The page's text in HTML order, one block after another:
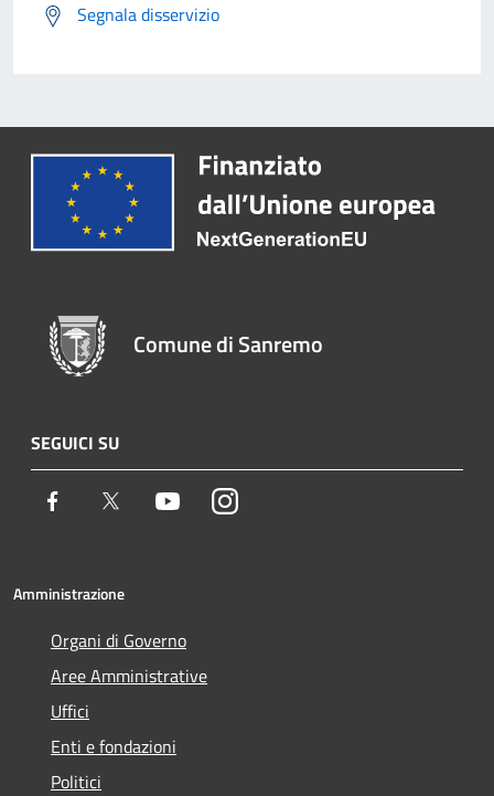
Segnala disservizio
Comune di Sanremo
SEGUICI SU
Facebook Twitter YoutubeInstagram
Amministrazione
Organi di Governo
Aree Amministrative
Uffici
Enti e fondazioni
Politici